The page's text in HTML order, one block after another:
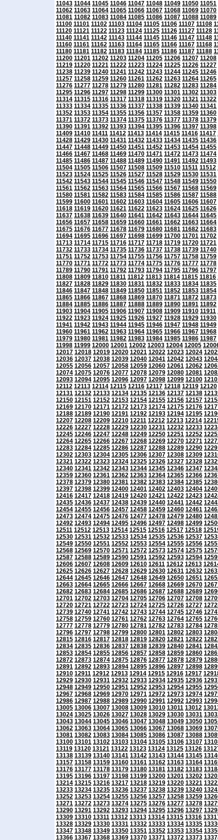
11043 11044 11045 11046 11047 11048 11049 11050 11051
11062 11063 11064 11065 11066 11067 11068 11069 11070
11081 11082 11083 11084 11085 11086 11087 11088 11089
11100 11101 11102 11103 11104 11105 11106 11107 11108
11120 11121 11122 11123 11124 11125 11126 11127 11128
11140 11141 11142 11143 11144 11145 11146 11147 11148
11160 11161 11162 11163 11164 11165 11166 11167 11168
11180 11181 11182 11183 11184 11185 11186 11187 11188
11200 11201 11202 11203 11204 11205 11206 11207 11208
11219 11220 11221 11222 11223 11224 11225 11226 11227
11238 11239 11240 11241 11242 11243 11244 11245 11246
11257 11258 11259 11260 11261 11262 11263 11264 11265
11276 11277 11278 11279 11280 11281 11282 11283 11284
11295 11296 11297 11298 11299 11300 11301 11302 11303
11314 11315 11316 11317 11318 11319 11320 11321 11322
11333 11334 11335 11336 11337 11338 11339 11340 11341
11352 11353 11354 11355 11356 11357 11358 11359 11360
11371 11372 11373 11374 11375 11376 11377 11378 11379
11390 11391 11392 11393 11394 11395 11396 11397 11398
11409 11410 11411 11412 11413 11414 11415 11416 11417
11428 11429 11430 11431 11432 11433 11434 11435 11436
11447 11448 11449 11450 11451 11452 11453 11454 11455
11466 11467 11468 11469 11470 11471 11472 11473 11474
11485 11486 11487 11488 11489 11490 11491 11492 11493
11504 11505 11506 11507 11508 11509 11510 11511 11512
11523 11524 11525 11526 11527 11528 11529 11530 11531
11542 11543 11544 11545 11546 11547 11548 11549 11550
11561 11562 11563 11564 11565 11566 11567 11568 11569
11580 11581 11582 11583 11584 11585 11586 11587 11588
11599 11600 11601 11602 11603 11604 11605 11606 11607
11618 11619 11620 11621 11622 11623 11624 11625 11626
11637 11638 11639 11640 11641 11642 11643 11644 11645
11656 11657 11658 11659 11660 11661 11662 11663 11664
11675 11676 11677 11678 11679 11680 11681 11682 11683
11694 11695 11696 11697 11698 11699 11700 11701 11702
11713 11714 11715 11716 11717 11718 11719 11720 11721
11732 11733 11734 11735 11736 11737 11738 11739 11740
11751 11752 11753 11754 11755 11756 11757 11758 11759
11770 11771 11772 11773 11774 11775 11776 11777 11778
11789 11790 11791 11792 11793 11794 11795 11796 11797
11808 11809 11810 11811 11812 11813 11814 11815 11816
11827 11828 11829 11830 11831 11832 11833 11834 11835
11846 11847 11848 11849 11850 11851 11852 11853 11854
11865 11866 11867 11868 11869 11870 11871 11872 11873
11884 11885 11886 11887 11888 11889 11890 11891 11892
11903 11904 11905 11906 11907 11908 11909 11910 11911
11922 11923 11924 11925 11926 11927 11928 11929 11930
11941 11942 11943 11944 11945 11946 11947 11948 11949
11960 11961 11962 11963 11964 11965 11966 11967 11968
11979 11980 11981 11982 11983 11984 11985 11986 11987
11998 11999 12000 12001 12002 12003 12004 12005
12017 12018 12019 12020 12021 12022 12023 12024
12036 12037 12038 12039 12040 12041 12042 12043
12055 12056 12057 12058 12059 12060 12061 12062
12074 12075 12076 12077 12078 12079 12080 12081
12093 12094 12095 12096 12097 12098 12099 12100
12112 12113 12114 12115 12116 12117 12118 12119 12120
12131 12132 12133 12134 12135 12136 12137 12138
12150 12151 12152 12153 12154 12155 12156 12157
12169 12170 12171 12172 12173 12174 12175 12176
12188 12189 12190 12191 12192 12193 12194 12195
12207 12208 12209 12210 12211 12212 12213 12214
12226 12227 12228 12229 12230 12231 12232 12233
12245 12246 12247 12248 12249 12250 12251 12252
12264 12265 12266 12267 12268 12269 12270 12271
12283 12284 12285 12286 12287 12288 12289 12290
12302 12303 12304 12305 12306 12307 12308 12309
12321 12322 12323 12324 12325 12326 12327 12328
12340 12341 12342 12343 12344 12345 12346 12347
12359 12360 12361 12362 12363 12364 12365 12366
12378 12379 12380 12381 12382 12383 12384 12385
12397 12398 12399 12400 12401 12402 12403 12404
12416 12417 12418 12419 12420 12421 12422 12423
12435 12436 12437 12438 12439 12440 12441 12442
12454 12455 12456 12457 12458 12459 12460 12461
12473 12474 12475 12476 12477 12478 12479 12480
12492 12493 12494 12495 12496 12497 12498 12499
12511 12512 12513 12514 12515 12516 12517 12518
12530 12531 12532 12533 12534 12535 12536 12537
12549 12550 12551 12552 12553 12554 12555 12556
12568 12569 12570 12571 12572 12573 12574 12575
12587 12588 12589 12590 12591 12592 12593 12594
12606 12607 12608 12609 12610 12611 12612 12613
12625 12626 12627 12628 12629 12630 12631 12632
12644 12645 12646 12647 12648 12649 12650 12651
12663 12664 12665 12666 12667 12668 12669 12670
12682 12683 12684 12685 12686 12687 12688 12689
12701 12702 12703 12704 12705 12706 12707 12708
12720 12721 12722 12723 12724 12725 12726 12727
12739 12740 12741 12742 12743 12744 12745 12746
12758 12759 12760 12761 12762 12763 12764 12765
12777 12778 12779 12780 12781 12782 12783 12784
12796 12797 12798 12799 12800 12801 12802 12803
12815 12816 12817 12818 12819 12820 12821 12822
12834 12835 12836 12837 12838 12839 12840 12841
12853 12854 12855 12856 12857 12858 12859 12860
12872 12873 12874 12875 12876 12877 12878 12879
12891 12892 12893 12894 12895 12896 12897 12898
12910 12911 12912 12913 12914 12915 12916 12917
12929 12930 12931 12932 12933 12934 12935 12936
12948 12949 12950 12951 12952 12953 12954 12955
12967 12968 12969 12970 12971 12972 12973 12974
12986 12987 12988 12989 12990 12991 12992 12993
13005 13006 13007 13008 13009 13010 13011 13012
13024 13025 13026 13027 13028 13029 13030 13031
13043 13044 13045 13046 13047 13048 13049 13050
13062 13063 13064 13065 13066 13067 13068 13069
13081 13082 13083 13084 13085 13086 13087 13088
13100 13101 13102 13103 13104 13105 13106 13107
13119 13120 13121 13122 13123 13124 13125 13126
13138 13139 13140 13141 13142 13143 13144 13145
13157 13158 13159 13160 13161 13162 13163 13164
13176 13177 13178 13179 13180 13181 13182 13183
13195 13196 13197 13198 13199 13200 13201 13202
13214 13215 13216 13217 13218 13219 13220 13221
13233 13234 13235 13236 13237 13238 13239 13240
13252 13253 13254 13255 13256 13257 13258 13259
13271 13272 13273 13274 13275 13276 13277 13278
13290 13291 13292 13293 13294 13295 13296 13297
13309 13310 13311 13312 13313 13314 13315 13316
13328 13329 13330 13331 13332 13333 13334 13335
13347 13348 13349 13350 13351 13352 13353 13354
13366 13367 13368 13369 13370 13371 13372 13373